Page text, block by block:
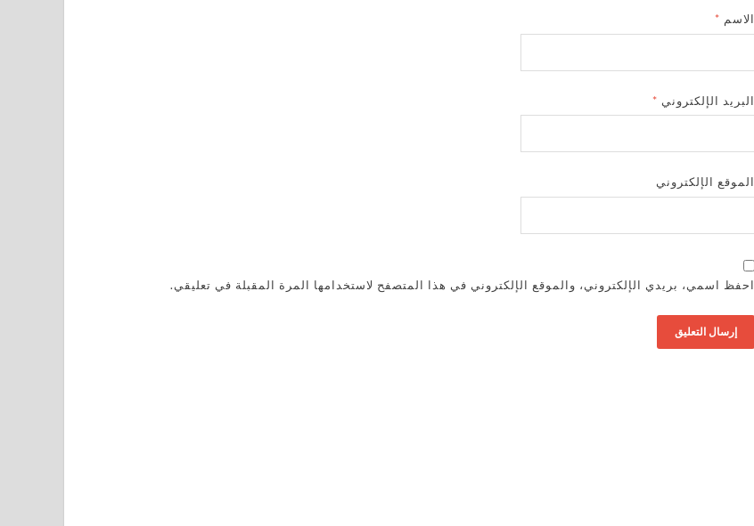
الاسم *
البريد الإلكتروني *
الموقع الإلكتروني
احفظ اسمي، بريدي الإلكتروني، والموقع الإلكتروني في هذا المتصفح لاستخدامها المرة المقبلة في تعليقي.